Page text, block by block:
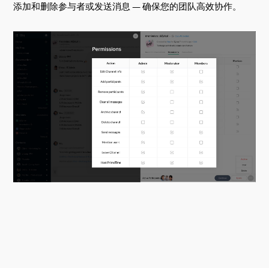
添加和删除参与者或发送消息 — 确保您的团队高效协作。